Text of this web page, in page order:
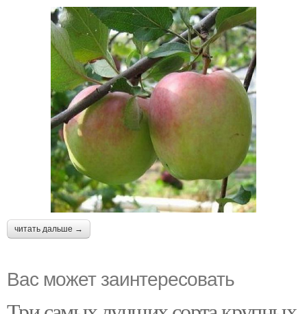
читать дальше →
Вас может заинтересовать